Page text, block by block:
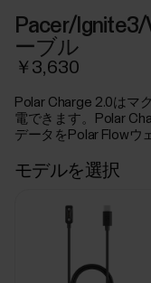
Pacer/
ーブル
￥3,630
Polar Charge 2.0はマ
電できます。Polar
データをPolar Flowウ
モデルを選択